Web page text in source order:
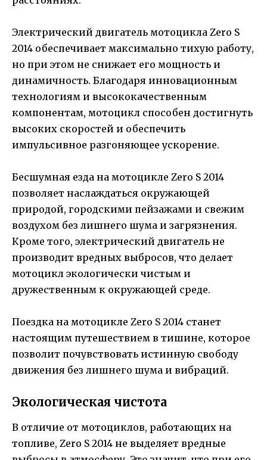
Электрический двигатель мотоцикла Zero S
2014 обеспечивает максимально тихую работу,
но при этом не снижает его мощность и
динамичность. Благодаря инновационным
технологиям и высококачественным
компонентам, мотоцикл способен достигнуть
высоких скоростей и обеспечить
импульсивное разгоняющее ускорение.
Бесшумная езда на мотоцикле Zero S 2014
позволяет наслаждаться окружающей
природой, городскими пейзажами и свежим
воздухом без лишнего шума и загрязнения.
Кроме того, электрический двигатель не
производит вредных выбросов, что делает
мотоцикл экологически чистым и
дружественным к окружающей среде.
Поездка на мотоцикле Zero S 2014 станет
настоящим путешествием в тишине, которое
позволит почувствовать истинную свободу
движения без лишнего шума и вибраций.
Экологическая чистота
В отличие от мотоциклов, работающих на
топливе, Zero S 2014 не выделяет вредные